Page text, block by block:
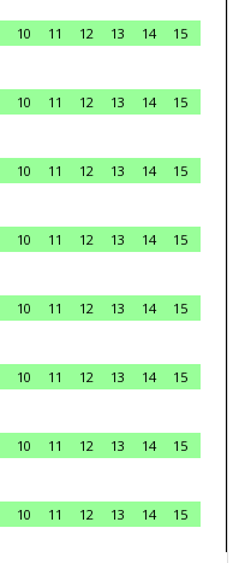
10 11 12 13 14
15
10 11 12 13 14
15
10 11 12 13 14
15
10 11 12 13 14
15
10 11 12 13 14
15
10 11 12 13 14
15
10 11 12 13 14
15
10 11 12 13 14
15